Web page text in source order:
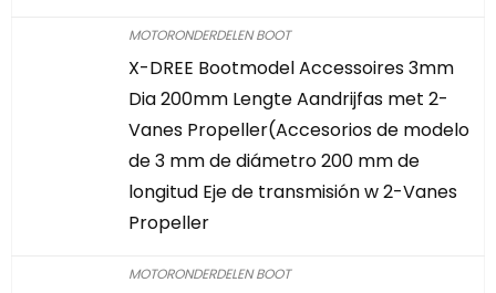
MOTORONDERDELEN BOOT
X-DREE Bootmodel Accessoires 3mm
Dia 200mm Lengte Aandrijfas met 2-
Vanes Propeller(Accesorios de modelo
de 3 mm de diámetro 200 mm de
longitud Eje de transmisión w 2-Vanes
Propeller
MOTORONDERDELEN BOOT